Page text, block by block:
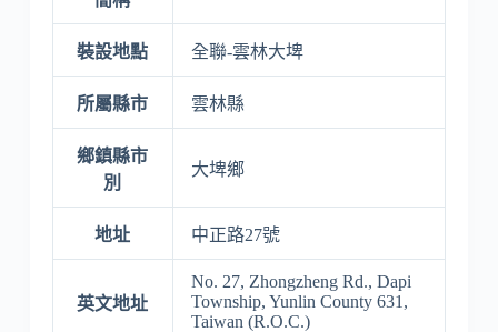
裝設地點 全聯-雲林大埤
所屬縣市 雲林縣
鄉鎮縣市
別
大埤鄉
地址 中正路27號
英文地址
No. 27, Zhongzheng Rd., Dapi
Township, Yunlin County 631,
Taiwan (R.O.C.)